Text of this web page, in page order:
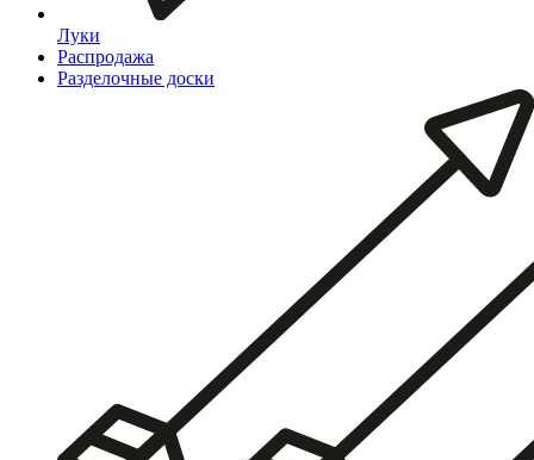
Луки
Распродажа
Разделочные доски